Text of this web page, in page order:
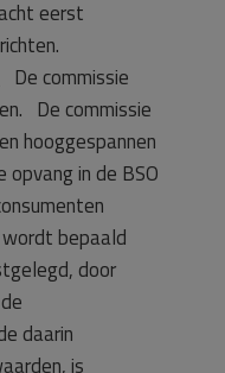
eerst
De commissie
De commissie
hooggespannen
in de BSO
bepaald
door
daarin
is